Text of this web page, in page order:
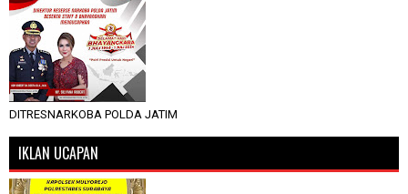
DITRESNARKOBA POLDA JATIM
IKLAN UCAPAN